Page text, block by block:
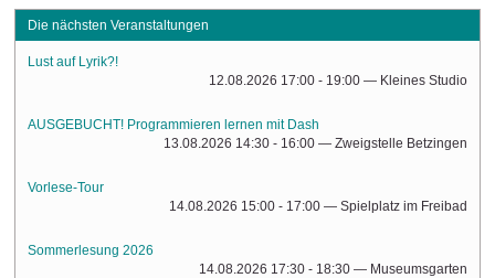
Die nächsten Veranstaltungen
Lust auf Lyrik?!
12.08.2026 17:00 - 19:00 — Kleines Studio
AUSGEBUCHT! Programmieren lernen mit Dash
13.08.2026 14:30 - 16:00 — Zweigstelle Betzingen
Vorlese-Tour
14.08.2026 15:00 - 17:00 — Spielplatz im Freibad
Sommerlesung 2026
14.08.2026 17:30 - 18:30 — Museumsgarten